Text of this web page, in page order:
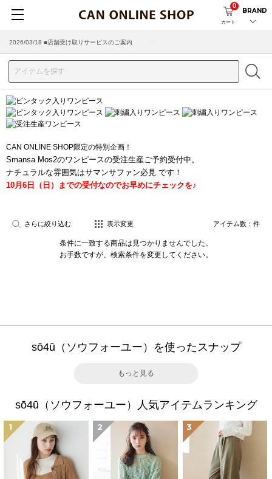
カート
0
BRAND
2026/03/18 ■店舗受け取りサービスのご案内
CAN ONLINE SHOP限定の特別企画！
Smansa Mos2のワンピースの受注生産ご予約受付中。
ナチュラルな雰囲気はサマンサファン必見 です！
10月6日（日）までの受付なのでお早めにチェックを♪
さらに絞り込む 表示変更 アイテム数： 件
条件に一致する商品は見つかりませんでした。
お手数ですが、検索条件を変更してください。
sō4ū（ソウフォーユー）を使ったスナップ
もっと見る
sō4ū（ソウフォーユー）人気アイテムランキング
1 2 3